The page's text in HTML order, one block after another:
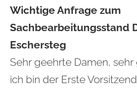
Wichtige Anfrage zum
Sachbearbeitungsstand
Eschersteg
Sehr geehrte Damen,
ich bin der Erste